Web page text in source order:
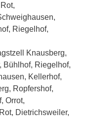
Riegelhof,
Knausberg,
Bühlhof, Riegelhof,
Kellerhof,
Ropfershof,
Orrot,
Dietrichsweiler,